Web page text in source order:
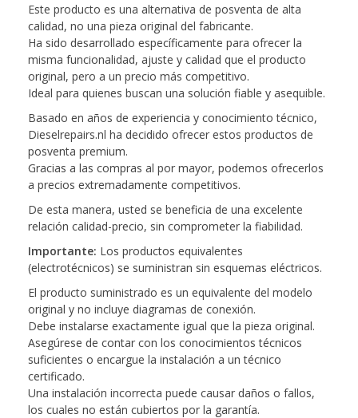
Este producto es una alternativa de posventa de alta
calidad, no una pieza original del fabricante.
Ha sido desarrollado específicamente para ofrecer la
misma funcionalidad, ajuste y calidad que el producto
original, pero a un precio más competitivo.
Ideal para quienes buscan una solución fiable y asequible.
Basado en años de experiencia y conocimiento técnico,
Dieselrepairs.nl ha decidido ofrecer estos productos de
posventa premium.
Gracias a las compras al por mayor, podemos ofrecerlos
a precios extremadamente competitivos.
De esta manera, usted se beneficia de una excelente
relación calidad-precio, sin comprometer la fiabilidad.
Importante: Los productos equivalentes
(electrotécnicos) se suministran sin esquemas eléctricos.
El producto suministrado es un equivalente del modelo
original y no incluye diagramas de conexión.
Debe instalarse exactamente igual que la pieza original.
Asegúrese de contar con los conocimientos técnicos
suficientes o encargue la instalación a un técnico
certificado.
Una instalación incorrecta puede causar daños o fallos,
los cuales no están cubiertos por la garantía.